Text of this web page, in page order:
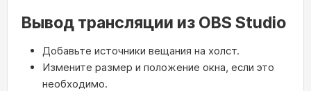
Вывод трансляции из OBS Studio
Добавьте источники вещания на холст.
Измените размер и положение окна, если это
необходимо.